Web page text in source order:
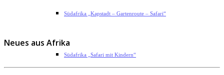
Südafrika „Kapstadt – Gartenroute – Safari“
Südafrika „Safari mit Kindern“
Neues aus Afrika